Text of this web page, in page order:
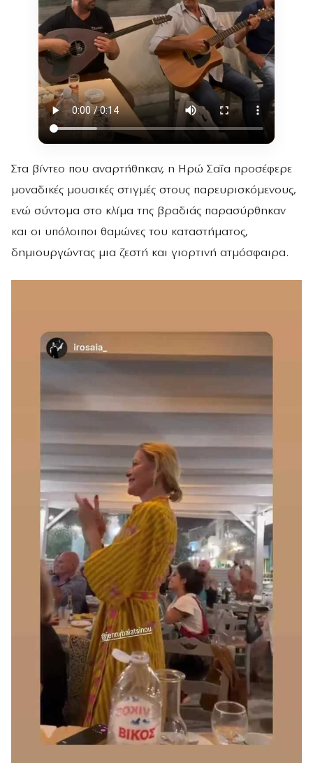
Στα βίντεο που αναρτήθηκαν, η Ηρώ Σαΐα προσέφερε
μοναδικές μουσικές στιγμές στους παρευρισκόμενους,
ενώ σύντομα στο κλίμα της βραδιάς παρασύρθηκαν
και οι υπόλοιποι θαμώνες του καταστήματος,
δημιουργώντας μια ζεστή και γιορτινή ατμόσφαιρα.